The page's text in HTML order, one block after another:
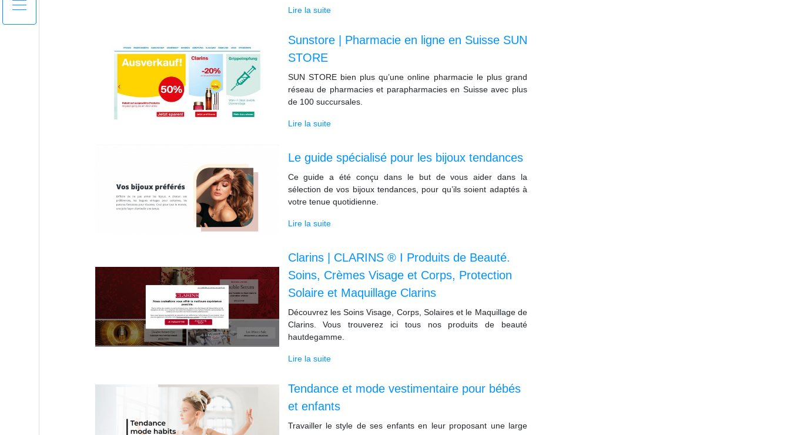
Lire la suite
Sunstore | Pharmacie en ligne en Suisse SUN
STORE
SUN STORE bien plus qu’une online pharmacie le plus grand
réseau de pharmacies et parapharmacies en Suisse avec plus
de 100 succursales.
Lire la suite
Le guide spécialisé pour les bijoux tendances
Ce guide a été conçu dans le but de vous aider dans la
sélection de vos bijoux tendances, pour qu’ils soient adaptés à
votre tenue quotidienne.
Lire la suite
Clarins | CLARINS ® I Produits de Beauté.
Soins, Crèmes Visage et Corps, Protection
Solaire et Maquillage Clarins
Découvrez les Soins Visage, Corps, Solaires et le Maquillage de
Clarins. Vous trouverez ici tous nos produits de beauté
hautdegamme.
Lire la suite
Tendance et mode vestimentaire pour bébés
et enfants
Travailler le style de ses enfants en leur proposant une large